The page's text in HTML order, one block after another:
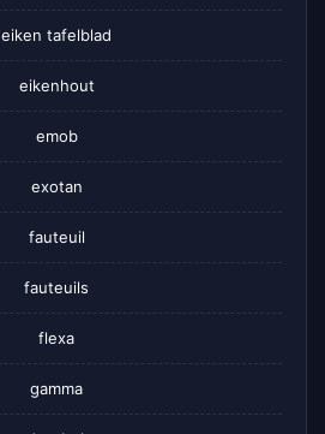
eiken tafelblad
eikenhout
emob
exotan
fauteuil
fauteuils
flexa
gamma